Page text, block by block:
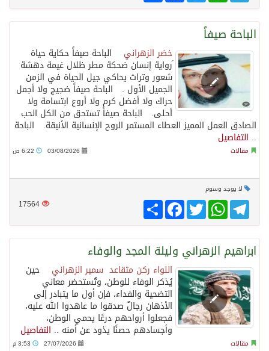
الباحة صيفاً
خضر الزهراني الباحة صيفاً حكاية حياة
َرواية إنسان ضحكة مطر ظلال غيمة دهشة
شعور وتراث يحاكي جيل الحياة في الزمن
الجميل الأول . الباحة صيفاً ضجيج ولا أجمل
حراك ولا أفضل كرم ولا أروع ابتسامة ولا
أحلى. الباحة صيفاً تستحق من الكل الحب
الصادق العمل المميز العطاء المستمر الروح الإنسانية الأنيقة. الباحة
.. التفاصيل
مقالات 03/08/2026
لا يوجد وسوم
17564 انشر
FacebookTwitter
WhatsAppTelegram
ابراهيم الزهراني وليلة المجد والوفاء
اللواء ركن متقاعد سمير الزهراني حين
يُذكر الوفاء للوطن، وتُستحضر معاني
التضحية والفداء، فإن أول ما يتبادر إلى
الأذهان رجالٌ صدقوا ما عاهدوا الله عليه،
فجعلوا أرواحهم درعًا يحمي الوطن،
وأجسادهم حصنًا يذود عن أمنه .. التفاصيل
مقالات 27/07/2026